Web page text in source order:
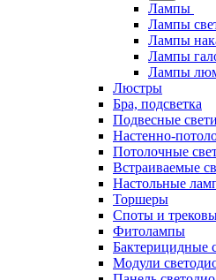
Лампы
Лампы
Лампы
Лампы
Лампы
Люстры
Бра, подсветка
Подвесные
Настенно-
Потолочные
Встраиваемые
Настольные
Торшеры
Споты и
Фитолампы
Бактерицидные
Модули